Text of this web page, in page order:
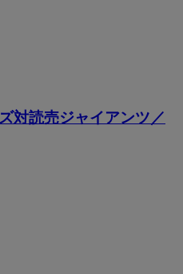
対読売ジャイアンツ／